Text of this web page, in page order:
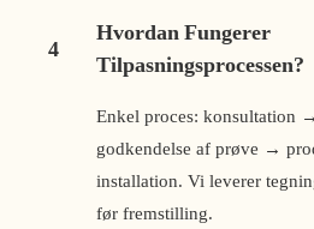
4
Hvordan Fungerer
Tilpasningsprocessen?
Enkel proces: konsultation
godkendelse af prøve →
installation. Vi leverer
før fremstilling.